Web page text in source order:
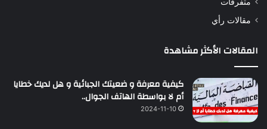
مقالات رأي
المقالات الأكثر مشاهدة
كيفية معرفة و ضعيتك الجبائية و هل لديك خطايا
أم لا بواسطة الهاتف الجوال..
2024-11-10